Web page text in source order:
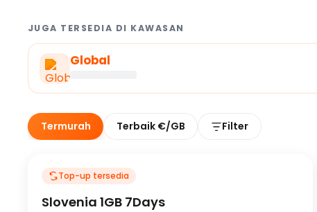
JUGA TERSEDIA DI KAWASAN
Global
Termurah Terbaik €/GB Filter
Top-up tersedia
Slovenia 1GB 7Days